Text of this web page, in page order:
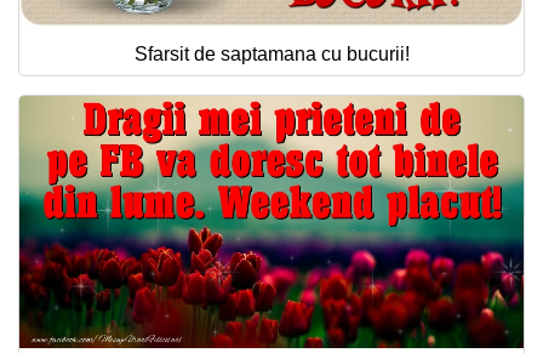
Sfarsit de saptamana cu bucurii!